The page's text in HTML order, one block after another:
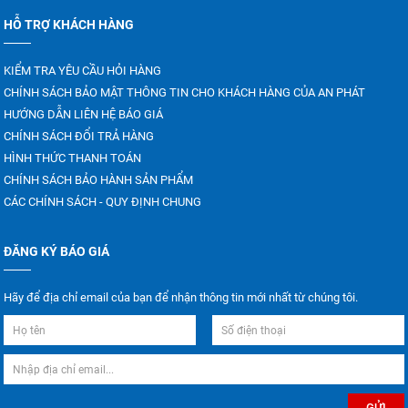
dụng động cơ diesel sẽ dựa vào nguồn nhiệt để kích
nhiệt quá thấp, không đủ thì người lái xe cần phải
dùng bugi sấy để làm ấm phần không khí trong buồng
đốt để nhiên liệu hoạt động hiệu quả hơn.
Gợi ý cách chọn bugi sấy xe
nâng phù hợp
Việc bạn lựa chọn đúng loại bugi sấy phù hợp với xe
nâng sẽ giúp xe nâng hoạt động trơn tru, mạnh mẽ và
kéo dài tuổi thọ hơn. Dưới đây là một số lưu ý bạn cần
quan tâm để có thể lựa chọn được bugi sấy xe nâng
phù hợp:
Loại động cơ: Bugi sấy của động cơ turbo khác với
HỖ TRỢ KHÁCH HÀNG
KIỂM TRA YÊU CẦU HỎI HÀNG
CHÍNH SÁCH BẢO MẬT THÔNG TIN CHO KHÁCH HÀNG CỦA AN PHÁT
HƯỚNG DẪN LIÊN HỆ BÁO GIÁ
CHÍNH SÁCH ĐỔI TRẢ HÀNG
HÌNH THỨC THANH TOÁN
CHÍNH SÁCH BẢO HÀNH SẢN PHẨM
CÁC CHÍNH SÁCH - QUY ĐỊNH CHUNG
ĐĂNG KÝ BÁO GIÁ
Hãy để địa chỉ email của bạn để nhận thông tin mới nhất từ chúng tôi.